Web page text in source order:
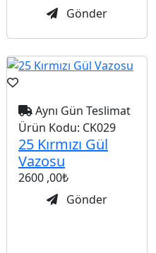
Gönder
Aynı Gün Teslimat
Ürün Kodu: CK029
25 Kırmızı Gül
Vazosu
2600 ,00₺
Gönder